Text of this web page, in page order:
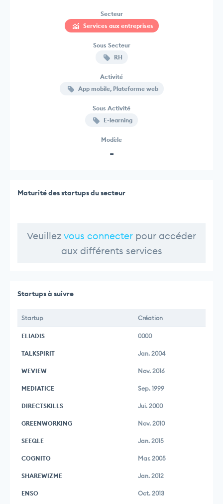
Secteur
Services aux entreprises
Sous Secteur
RH
Activité
App mobile, Plateforme web
Sous Activité
E-learning
Modèle
-
Maturité des startups du secteur
Veuillez vous connecter pour accéder
aux différents services
Startups à suivre
Startup Création
ELIADIS 0000
TALKSPIRIT Jan. 2004
WEVIEW Nov. 2016
MEDIATICE Sep. 1999
DIRECTSKILLS Jui. 2000
GREENWORKING Nov. 2010
SEEQLE Jan. 2015
COGNITO Mar. 2005
SHAREWIZME Jan. 2012
ENSO Oct. 2013